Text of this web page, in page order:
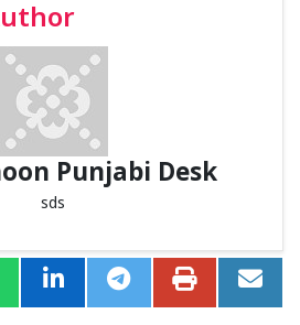
Punjabi Desk
sds